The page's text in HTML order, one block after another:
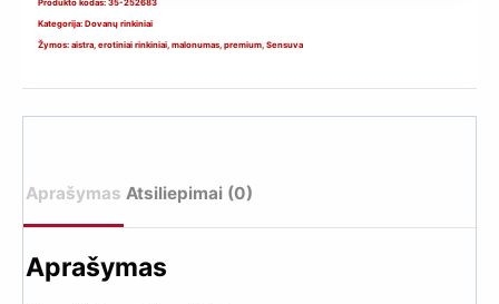
Lips
and
(šokoladas)
Produkto kodas: 35-252683
Kategorija: Dovanų rinkiniai
Žymos: aistra erotiniai rinkiniai malonumas premium Sensuva
Aprašymas Atsiliepimai (0)
Aprašymas